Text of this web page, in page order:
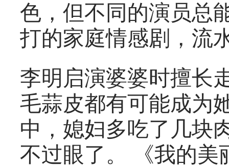
色，但不同的演员总
打的家庭情感剧，流
李明启演婆婆时擅长
毛蒜皮都有可能成为
中，媳妇多吃了几块
不过眼了。 《我的美